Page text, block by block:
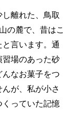
離れた、鳥取
の麓で、昔はこ
言います。通
習場のあった砂
なお菓子をつ
が、私が小さ
っていた記憶